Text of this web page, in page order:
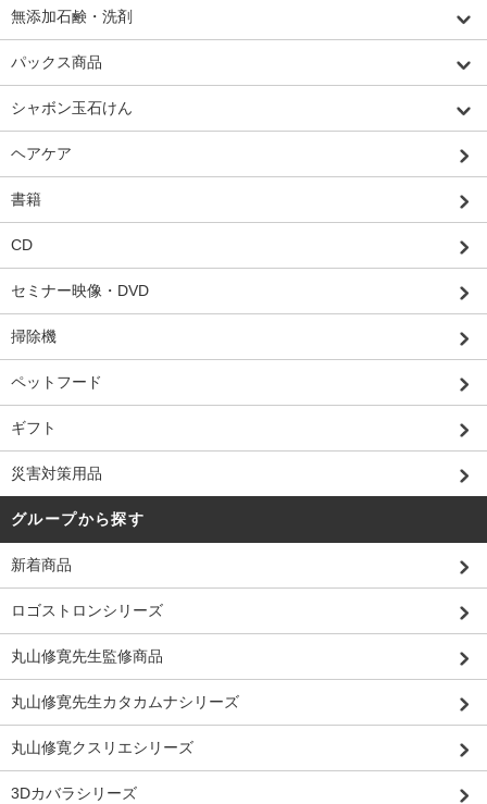
無添加石鹸・洗剤
パックス商品
シャボン玉石けん
ヘアケア
書籍
CD
セミナー映像・DVD
掃除機
ペットフード
ギフト
災害対策用品
グループから探す
新着商品
ロゴストロンシリーズ
丸山修寛先生監修商品
丸山修寛先生カタカムナシリーズ
丸山修寛クスリエシリーズ
3Dカバラシリーズ